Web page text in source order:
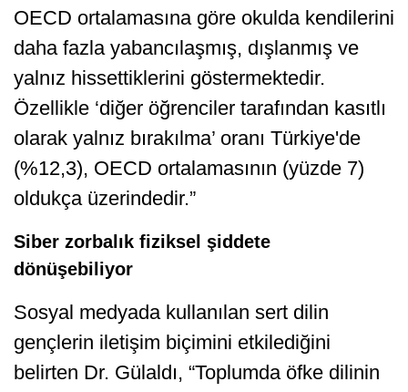
OECD ortalamasına göre okulda kendilerini
daha fazla yabancılaşmış, dışlanmış ve
yalnız hissettiklerini göstermektedir.
Özellikle ‘diğer öğrenciler tarafından kasıtlı
olarak yalnız bırakılma’ oranı Türkiye'de
(%12,3), OECD ortalamasının (yüzde 7)
oldukça üzerindedir.”
Siber zorbalık fiziksel şiddete
dönüşebiliyor
Sosyal medyada kullanılan sert dilin
gençlerin iletişim biçimini etkilediğini
belirten Dr. Gülaldı, “Toplumda öfke dilinin